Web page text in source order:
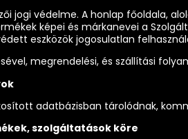
jogi védelme. A honlap főoldala,
képei és márkanevei a
eszközök jogosulatlan
megrendelési, és szállítási
adatbázisban tárolódnak,
szolgáltatások köre